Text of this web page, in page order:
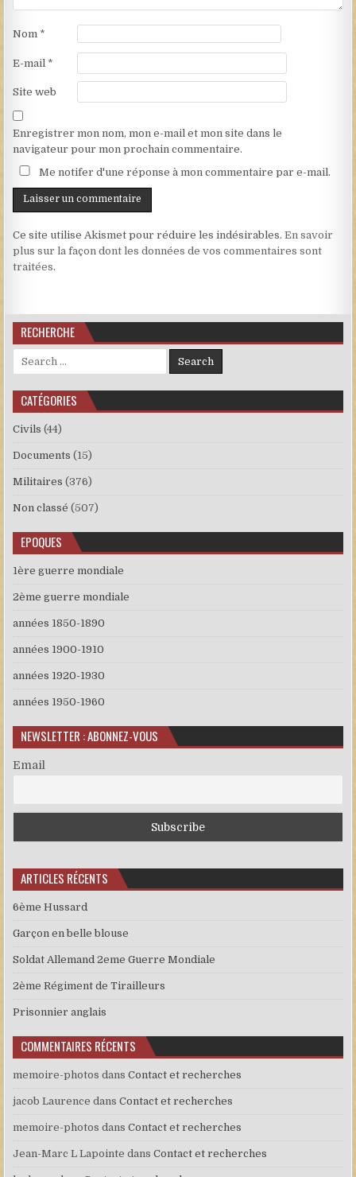
Nom *
E-mail *
Site web
Enregistrer mon nom, mon e-mail et mon site dans le
navigateur pour mon prochain commentaire.
Me notifer d'une réponse à mon commentaire par e-mail.
Ce site utilise Akismet pour réduire les indésirables.En savoir
plus sur la façon dont les données de vos commentaires sont
traitées.
RECHERCHE
Search for:
CATÉGORIES
Civils (44)
Documents (15)
Militaires (376)
Non classé (507)
EPOQUES
1ère guerre mondiale
2ème guerre mondiale
années 1850-1890
années 1900-1910
années 1920-1930
années 1950-1960
NEWSLETTER : ABONNEZ-VOUS
Email
ARTICLES RÉCENTS
6ème Hussard
Garçon en belle blouse
Soldat Allemand 2eme Guerre Mondiale
2ème Régiment de Tirailleurs
Prisonnier anglais
COMMENTAIRES RÉCENTS
memoire-photos dansContact et recherches
jacob Laurence dansContact et recherches
memoire-photos dansContact et recherches
Jean-Marc L Lapointe dansContact et recherches